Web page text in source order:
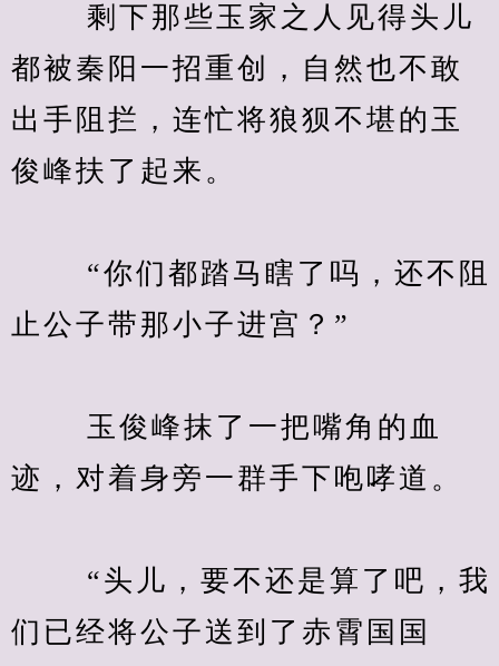
剩下那些玉家之人见得头儿
都被秦阳一招重创，自然也不敢
出手阻拦，连忙将狼狈不堪的玉
俊峰扶了起来。
“你们都踏马瞎了吗，还不阻
止公子带那小子进宫？”
玉俊峰抹了一把嘴角的血
迹，对着身旁一群手下咆哮道。
“头儿，要不还是算了吧，我
们已经将公子送到了赤霄国国